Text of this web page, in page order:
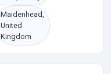
Maidenhead,
United
Kingdom